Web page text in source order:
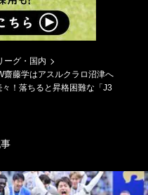
ーグ・国内
齋藤学はアスルクラロ沼津へ
々！落ちると昇格困難な「J3